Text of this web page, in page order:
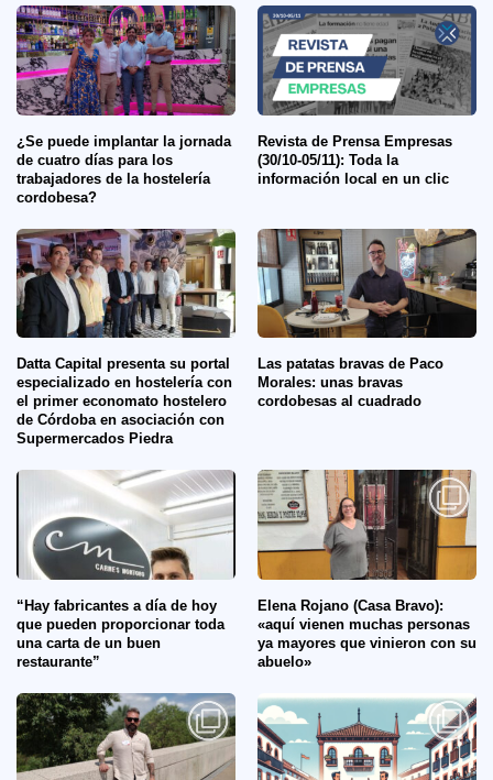
¿Se puede implantar la jornada
de cuatro días para los
trabajadores de la hostelería
cordobesa?
Revista de Prensa Empresas
(30/10-05/11): Toda la
información local en un clic
Datta Capital presenta su portal
especializado en hostelería con
el primer economato hostelero
de Córdoba en asociación con
Supermercados Piedra
Las patatas bravas de Paco
Morales: unas bravas
cordobesas al cuadrado
“Hay fabricantes a día de hoy
que pueden proporcionar toda
una carta de un buen
restaurante”
Elena Rojano (Casa Bravo):
«aquí vienen muchas personas
ya mayores que vinieron con su
abuelo»